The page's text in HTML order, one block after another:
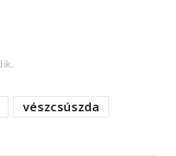
vészcsúszda